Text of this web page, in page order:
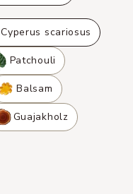
Cyperus scariosus
Patchouli
Balsam
Guajakholz